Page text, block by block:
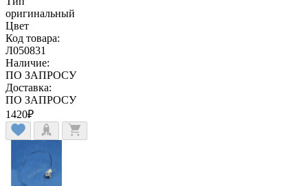
оригинальный
Цвет
Код товара:
Л050831
Наличие:
ПО ЗАПРОСУ
Доставка:
ПО ЗАПРОСУ
1420₽